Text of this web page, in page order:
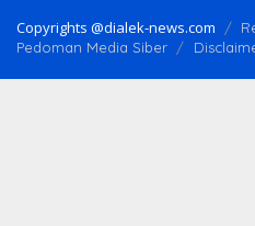
Copyrights @dialek-news.com
Pedoman Media Siber